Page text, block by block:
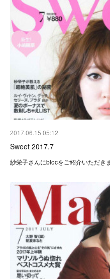
2017.06.15 05:12
Sweet 2017.7
紗栄子さんにblocをご紹介いただき